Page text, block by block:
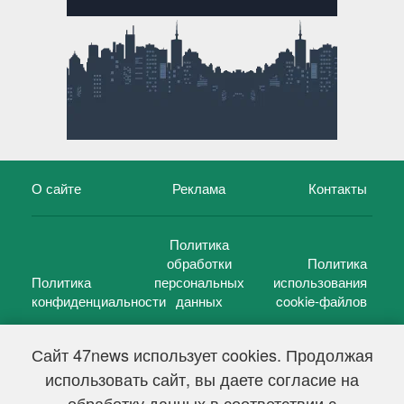
Сайт 47news использует cookies. Продолжая
использовать сайт, вы даете согласие на
О сайте Реклама Контакты
Политика
конфиденциальности
Политика
обработки
персональных
данных
Политика
использования
cookie-файлов
47 новостей (47 news)2005 — 2026 г.